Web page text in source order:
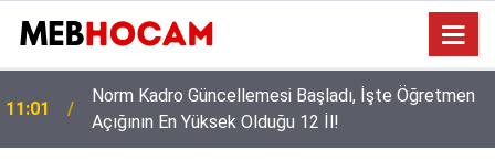
10:02
LGS Şampiyonlarının Tercihi Belli Oldu: Dereceye
Girenler Şehir Değiştirmekten Korkmadı!